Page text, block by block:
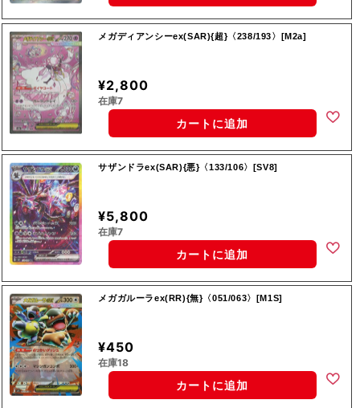
メガディアンシーex(SAR){超}〈238/193〉[M2a]
¥2,800
在庫7
カートに追加
サザンドラex(SAR){悪}〈133/106〉[SV8]
¥5,800
在庫7
カートに追加
メガガルーラex(RR){無}〈051/063〉[M1S]
¥450
在庫18
カートに追加